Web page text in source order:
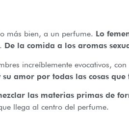
más bien, a un perfume. Lo
De la comida a los aromas
increíblemente evocativos,
su amor por todas las cosas
las materias primas de
llega al centro del perfume.